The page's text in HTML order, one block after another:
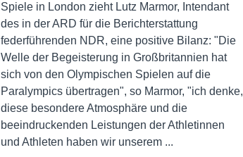
Spiele in London zieht Lutz Marmor, Intendant
des in der ARD für die Berichterstattung
federführenden NDR, eine positive Bilanz: "Die
Welle der Begeisterung in Großbritannien hat
sich von den Olympischen Spielen auf die
Paralympics übertragen", so Marmor, "ich denke,
diese besondere Atmosphäre und die
beeindruckenden Leistungen der Athletinnen
und Athleten haben wir unserem ...